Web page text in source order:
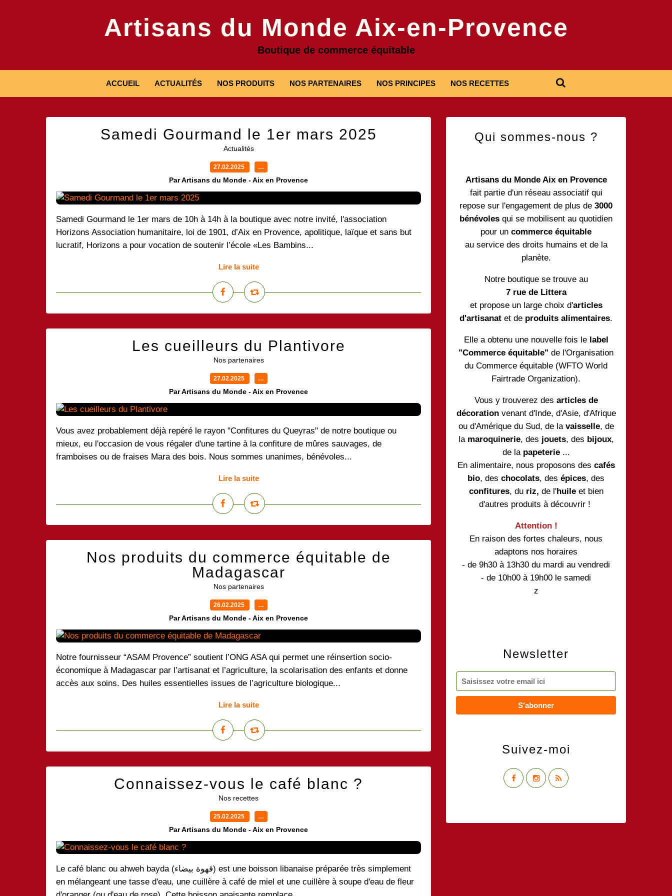
Artisans du Monde Aix-en-Provence
Boutique de commerce équitable
ACCUEIL ACTUALITÉS NOS PRODUITS NOS PARTENAIRES NOS PRINCIPES NOS RECETTES
Samedi Gourmand le 1er mars 2025
Actualités
27.02.2025 …
Par Artisans du Monde - Aix en Provence
Samedi Gourmand le 1er mars de 10h à 14h à la boutique avec notre invité, l'association
Horizons Association humanitaire, loi de 1901, d’Aix en Provence, apolitique, laïque et sans but
lucratif, Horizons a pour vocation de soutenir l’école «Les Bambins...
Lire la suite
Les cueilleurs du Plantivore
Nos partenaires
27.02.2025 …
Par Artisans du Monde - Aix en Provence
Vous avez probablement déjà repéré le rayon "Confitures du Queyras" de notre boutique ou
mieux, eu l'occasion de vous régaler d'une tartine à la confiture de mûres sauvages, de
framboises ou de fraises Mara des bois. Nous sommes unanimes, bénévoles...
Lire la suite
Nos produits du commerce équitable de
Madagascar
Nos partenaires
26.02.2025 …
Par Artisans du Monde - Aix en Provence
Notre fournisseur “ASAM Provence” soutient l’ONG ASA qui permet une réinsertion socio-
économique à Madagascar par l’artisanat et l’agriculture, la scolarisation des enfants et donne
accès aux soins. Des huiles essentielles issues de l’agriculture biologique...
Lire la suite
Connaissez-vous le café blanc ?
Nos recettes
25.02.2025 …
Par Artisans du Monde - Aix en Provence
Le café blanc ou ahweh bayda (قهوة بيضاء) est une boisson libanaise préparée très simplement
en mélangeant une tasse d'eau, une cuillère à café de miel et une cuillère à soupe d'eau de fleur
Newsletter
Suivez-moi
Qui sommes-nous ?
Artisans du Monde Aix en Provence
fait partie d'un réseau associatif qui
repose sur l'engagement de plus de 3000
bénévoles qui se mobilisent au quotidien
pour un commerce équitable
au service des droits humains et de la
planète.
Notre boutique se trouve au
7 rue de Littera
et propose un large choix d'articles
d'artisanat et de produits alimentaires.
Elle a obtenu une nouvelle fois lelabel
"Commerce équitable" de l'Organisation
du Commerce équitable (WFTO World
Fairtrade Organization).
Vous y trouverez des articles de
décorationvenant d'Inde, d'Asie, d'Afrique
ou d'Amérique du Sud, de la vaisselle, de
la maroquinerie, des jouets, des bijoux,
de la papeterie...
En alimentaire, nous proposons des cafés
bio, des chocolats, des épices, des
confitures, duriz, de l'huileet bien
d'autres produits à découvrir !
Attention !
En raison des fortes chaleurs, nous
adaptons nos horaires
- de 9h30 à 13h30 du mardi au vendredi
- de 10h00 à 19h00 le samedi
z